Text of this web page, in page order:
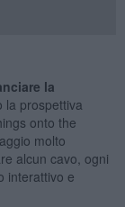
la
la prospettiva
onto the
molto
alcun cavo, ogni
interattivo e